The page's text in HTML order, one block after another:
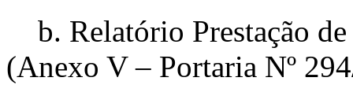
b. Relatório Prestação
(Anexo V – Portaria Nº